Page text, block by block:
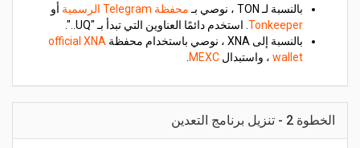
بالنسبة لـ TON ، نوصي بـ
محفظة Telegram الرسمية
أو
Tonkeeper . استخدم دائمًا العناوين التي تبدأ بـ "UQ..".
بالنسبة إلى XNA ، نوصي باستخدام محفظة
official XNA
wallet ، واستبدال MEXC
الخطوة 2 - تنزيل برنامج التعدين